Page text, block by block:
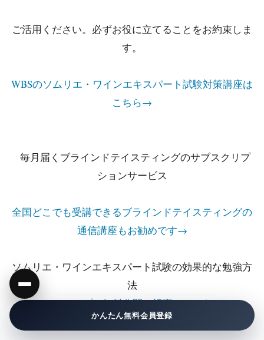
ご活用ください。必ずお役に立てることをお約束しま
す。
WBSのソムリエ・ワインエキスパート試験対策講座は
こちら→
毎月届くブラインドテイスティングのサブスクリプ
ションサービス
全国どこでも受講できるブラインドテイスティングの
通信講座もお勧めです→
ソムリエ・ワインエキスパート試験の効果的な勉強方
法
62ステップで無料公開の記事はこちら→
かんたん無料会員登録